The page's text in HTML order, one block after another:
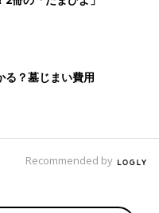
る？墓じまい費用
Recommended by